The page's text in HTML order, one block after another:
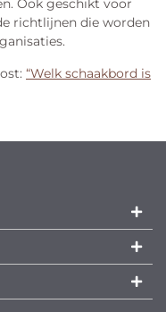
richtlijnen die worden
“Welk schaakbord is